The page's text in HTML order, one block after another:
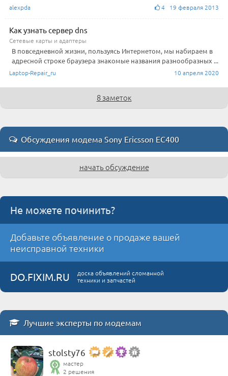
alexpda 4 19 февраля 2013
Как узнать сервер dns
Сетевые карты и адаптеры
В повседневной жизни, пользуясь Интернетом, мы набираем в
адресной строке браузера знакомые названия разнообразных ...
Laptop-Repair_ru 10 апреля 2020
8 заметок
Обсуждения модема Sony Ericsson EC400
начать обсуждение
Не можете починить?
Добавьте объявление о продаже вашей
неисправной техники
DO.FIXIM.RU
доска объявлений сломанной
техники и запчастей
Лучшие эксперты по модемам
stolsty76
мастер
2 решения